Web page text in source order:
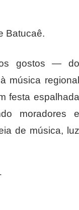
Batucaê.
gostos — do
música regional
festa espalhada
moradores e
de música, luz